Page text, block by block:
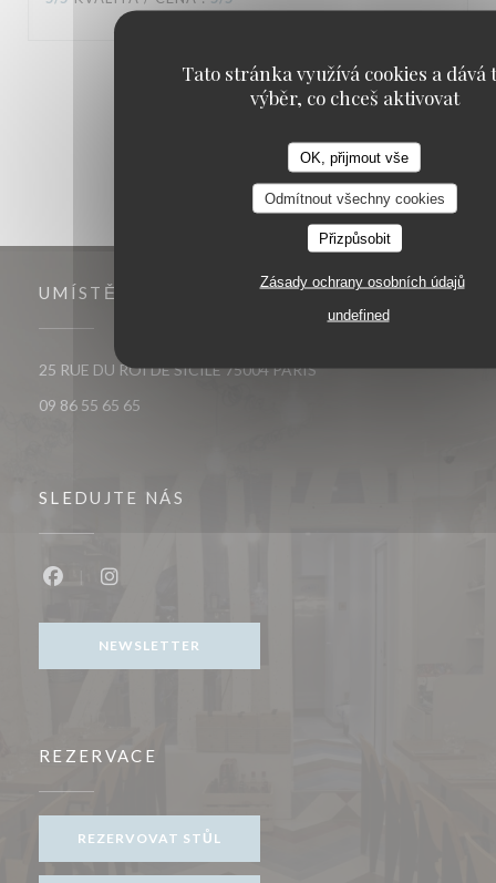
Tato stránka využívá cookies a dává
výběr, co chceš aktivovat
OK, přijmout vše
Odmítnout všechny cookies
Přizpůsobit
Zásady ochrany osobních údajů
undefined
1 2 3
UMÍSTĚNÍ
25 RUE DU ROI DE SICILE 75004 PARIS((otevře se v novém
09 86 55 65 65
SLEDUJTE NÁS
NEWSLETTER
REZERVACE
REZERVOVAT STŮL